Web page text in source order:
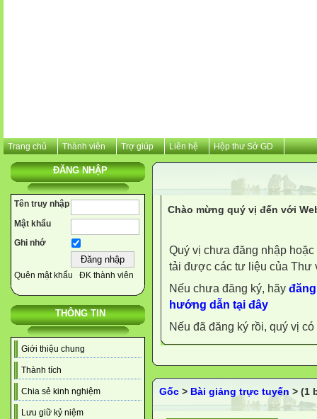
Trang chủ Thành viên Trợ giúp Liên hệ Hộp thư Sở GD
ĐĂNG NHẬP
Tên truy nhập
Mật khẩu
Ghi nhớ
Quên mật khẩu ĐK thành viên
THÔNG TIN
Giới thiệu chung
Thành tích
Chia sẻ kinh nghiệm
Lưu giữ kỷ niệm
Chào mừng quý vị đến với
Quý vị chưa đăng nhập
tải được các tư liệu của Thư
Nếu chưa đăng ký, hãy
hướng dẫn tại đây
Nếu đã đăng ký rồi, quý vị
Gốc > Bài giảng trực tuyến > (1